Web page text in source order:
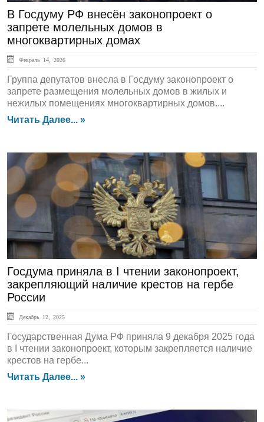
В Госдуму РФ внесён законопроект о
запрете молельных домов в
многоквартирных домах
Февраль 14, 2026
Группа депутатов внесла в Госдуму законопроект о
запрете размещения молельных домов в жилых и
нежилых помещениях многоквартирных домов....
Читать Далее... »
ЛЕНТА НОВОСТЕЙ
Госдума приняла в I чтении законопроект,
закрепляющий наличие крестов на гербе
России
Декабрь 12, 2025
Государственная Дума РФ приняла 9 декабря 2025 года
в I чтении законопроект, которым закрепляется наличие
крестов на гербе...
Читать Далее... »